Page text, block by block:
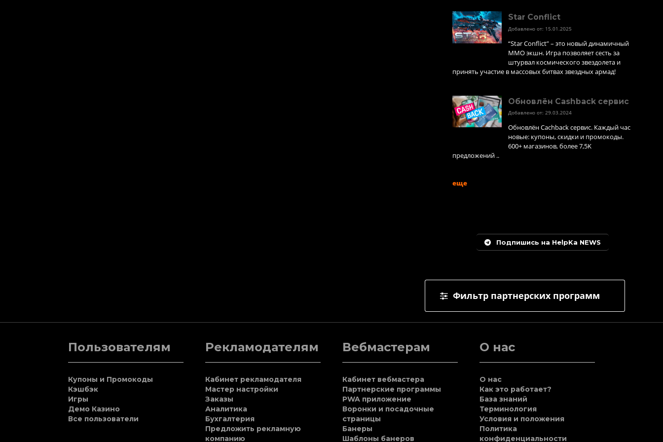
Star Conflict
Добавлено от: 15.01.2025
“Star Conflict” – это новый динамичный
MMO экшн. Игра позволяет сесть за
штурвал космического звездолета и
принять участие в массовых битвах звездных армад!
Обновлён Cashback сервис
Добавлено от: 29.03.2024
Обновлён Cachback сервис. Каждый час
новые: купоны, скидки и промокоды.
600+ магазинов, более 7,5K
предложений ..
еще
Подпишись на HelpKa NEWS
Фильтр партнерских программ
Пользователям
Купоны и Промокоды
Кэшбэк
Игры
Демо Казино
Все пользователи
Рекламодателям
Кабинет рекламодателя
Мастер настройки
Заказы
Аналитика
Бухгалтерия
Предложить рекламную
компанию
Вебмастерам
Кабинет вебмастера
Партнерские программы
PWA приложение
Воронки и посадочные
страницы
Банеры
Шаблоны банеров
О нас
О нас
Как это работает?
База знаний
Терминология
Условия и положения
Политика
конфиденциальности